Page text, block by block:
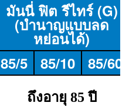
มันนี่ ฟิต รีไทร์ (G)
(บำนาญแบบลด
หย่อนได้)
85/5
85/10 85/60
ถึงอายุ 85 ปี